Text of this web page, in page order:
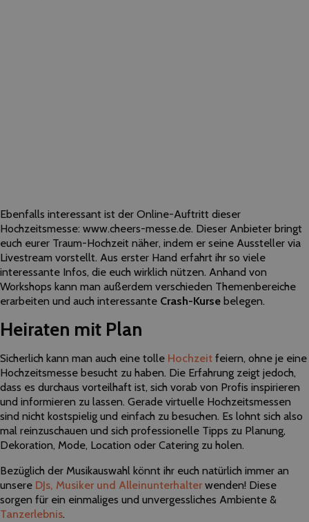
Ebenfalls interessant ist der Online-Auftritt dieser
Hochzeitsmesse: www.cheers-messe.de. Dieser Anbieter bringt
euch eurer Traum-Hochzeit näher, indem er seine Aussteller via
Livestream vorstellt. Aus erster Hand erfahrt ihr so viele
interessante Infos, die euch wirklich nützen. Anhand von
Workshops kann man außerdem verschieden Themenbereiche
erarbeiten und auch interessante Crash-Kurse belegen.
Heiraten mit Plan
Sicherlich kann man auch eine tolle Hochzeit feiern, ohne je eine
Hochzeitsmesse besucht zu haben. Die Erfahrung zeigt jedoch,
dass es durchaus vorteilhaft ist, sich vorab von Profis inspirieren
und informieren zu lassen. Gerade virtuelle Hochzeitsmessen
sind nicht kostspielig und einfach zu besuchen. Es lohnt sich also
mal reinzuschauen und sich professionelle Tipps zu Planung,
Dekoration, Mode, Location oder Catering zu holen.
Bezüglich der Musikauswahl könnt ihr euch natürlich immer an
unsere DJs, Musiker und Alleinunterhalter wenden! Diese
sorgen für ein einmaliges und unvergessliches Ambiente &
Tanzerlebnis.